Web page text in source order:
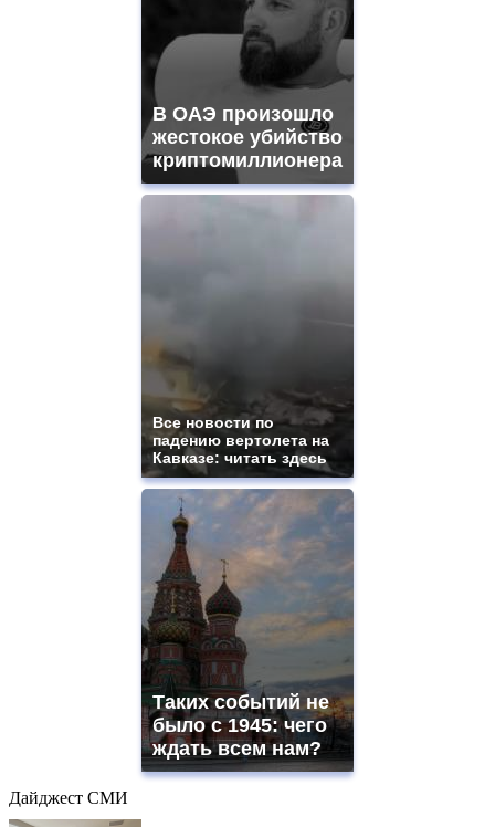
В ОАЭ произошло
жестокое убийство
криптомиллионера
Все новости по
падению вертолета на
Кавказе: читать здесь
Таких событий не
было с 1945: чего
ждать всем нам?
Дайджест СМИ